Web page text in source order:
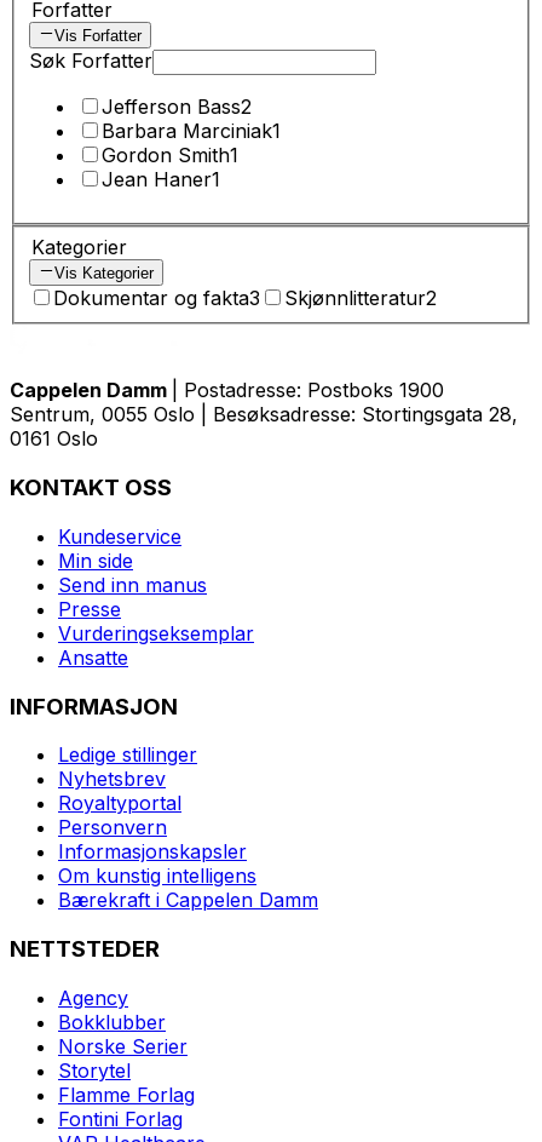
Forfatter
Vis Forfatter
Søk Forfatter
Jefferson Bass2
Barbara Marciniak1
Gordon Smith1
Jean Haner1
Kategorier
Vis Kategorier
Dokumentar og fakta3 Skjønnlitteratur2
Cappelen Damm
| Postadresse: Postboks 1900
Sentrum, 0055 Oslo | Besøksadresse: Stortingsgata 28,
0161 Oslo
KONTAKT OSS
Kundeservice
Min side
Send inn manus
Presse
Vurderingseksemplar
Ansatte
INFORMASJON
Ledige stillinger
Nyhetsbrev
Royaltyportal
Personvern
Informasjonskapsler
Om kunstig intelligens
Bærekraft i Cappelen Damm
NETTSTEDER
Agency
Bokklubber
Norske Serier
Storytel
Flamme Forlag
Fontini Forlag